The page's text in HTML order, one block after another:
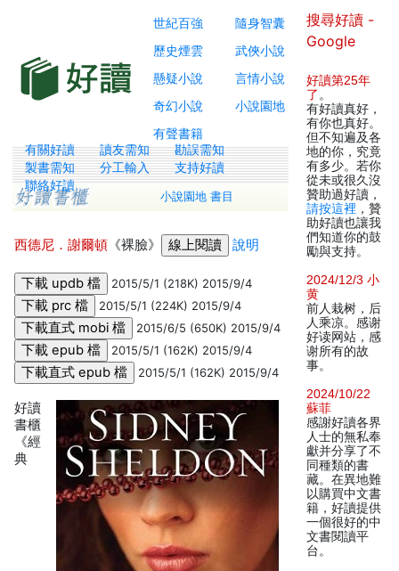
世紀百強
隨身智囊
歷史煙雲
武俠小說
懸疑小說
言情小說
奇幻小說
小說園地
有聲書籍
有關好讀 讀友需知
勘誤需知
製書需知
分工輸入
支持好讀
聯絡好讀
小說園地 書目
西德尼．謝爾頓 《裸臉》 說明
2015/5/1 (218K) 2015/9/4
2015/5/1 (224K) 2015/9/4
2015/6/5 (650K) 2015/9/4
2015/5/1 (162K) 2015/9/4
2015/5/1 (162K) 2015/9/4
好讀
書櫃
《經
典
搜尋好讀 -
Google
好讀第25年
了 。
有好讀真好，
有你也真好。
但不知遍及各
地的你，究竟
有多少。若你
從未或很久沒
贊助過好讀，
請按這裡 ，贊
助好讀也讓我
們知道你的鼓
勵與支持。
2024/12/3 小
黄
前人栽树，后
人乘凉。感谢
好读网站，感
谢所有的故
事。
2024/10/22
蘇菲
感謝好讀各界
人士的無私奉
獻并分享了不
同種類的書
藏。在異地難
以購買中文書
籍，好讀提供
一個很好的中
文書閱讀平
台。